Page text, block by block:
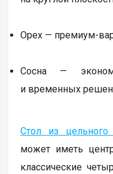
Орех — премиум-
Сосна —
и временных
Стол из цельного
может иметь
классические